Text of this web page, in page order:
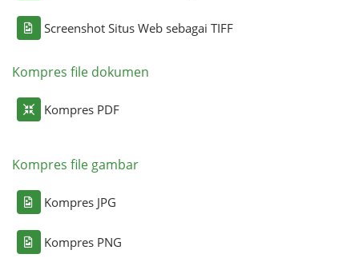
Screenshot Situs Web sebagai TIFF
Kompres file dokumen
Kompres PDF
Kompres file gambar
Kompres JPG
Kompres PNG